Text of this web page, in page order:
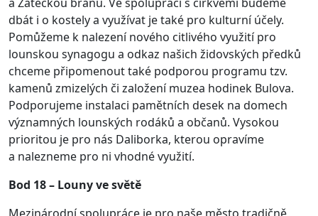
dbát i o kostely a využívat je také pro kulturní účely.
Pomůžeme k nalezení nového citlivého využití pro
lounskou synagogu a odkaz našich židovských předků
chceme připomenout také podporou programu tzv.
kamenů zmizelých či založení muzea hodinek Bulova.
Podporujeme instalaci pamětních desek na domech
významných lounských rodáků a občanů. Vysokou
prioritou je pro nás Daliborka, kterou opravíme
a nalezneme pro ni vhodné využití.
Bod 18 – Louny ve světě